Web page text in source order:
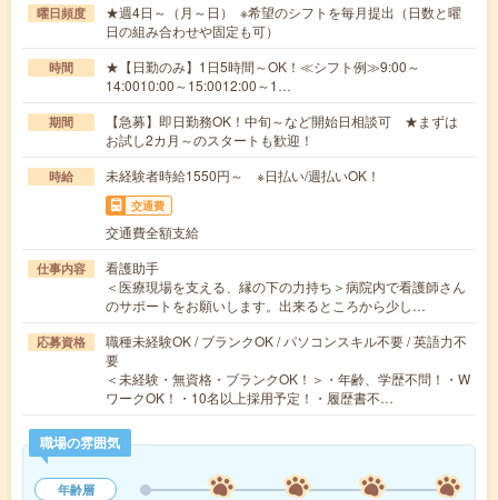
曜日頻度
★週4日～（月～日） ※希望のシフトを毎月提出（日数と曜
日の組み合わせや固定も可）
時間
★【日勤のみ】1日5時間～OK！≪シフト例≫9:00～
14:0010:00～15:0012:00～1…
期間
【急募】即日勤務OK！中旬～など開始日相談可 ★まずは
お試し2カ月～のスタートも歓迎！
時給 未経験者時給1550円～ ※日払い/週払いOK！
交通費
交通費全額支給
仕事内容
看護助手
＜医療現場を支える、縁の下の力持ち＞病院内で看護師さん
のサポートをお願いします。出来るところから少し…
応募資格
職種未経験OK / ブランクOK / パソコンスキル不要 / 英語力不
要
＜未経験・無資格・ブランクOK！＞・年齢、学歴不問！・W
ワークOK！・10名以上採用予定！・履歴書不…
職場の雰囲気
年齢層